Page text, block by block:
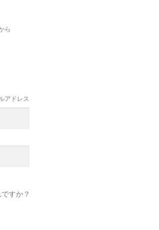
ら
アドレス
すか？